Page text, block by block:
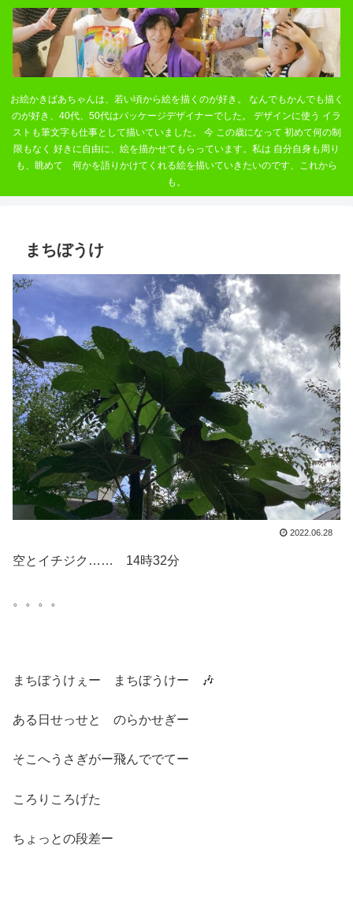
お絵かきばあちゃんは、若い頃から絵を描くのが好き。 なんでもかんでも描く
のが好き、40代、50代はパッケージデザイナーでした。 デザインに使う イラ
ストも筆文字も仕事として描いていました。 今 この歳になって 初めて何の制
限もなく 好きに自由に、絵を描かせてもらっています。私は 自分自身も周り
も、眺めて 何かを語りかけてくれる絵を描いていきたいのです、これから
も。
まちぼうけ
2022.06.28
空とイチジク…… 14時32分
。。。。
まちぼうけぇー まちぼうけー 🎶
ある日せっせと のらかせぎー
そこへうさぎがー飛んででてー
ころりころげた
ちょっとの段差ー